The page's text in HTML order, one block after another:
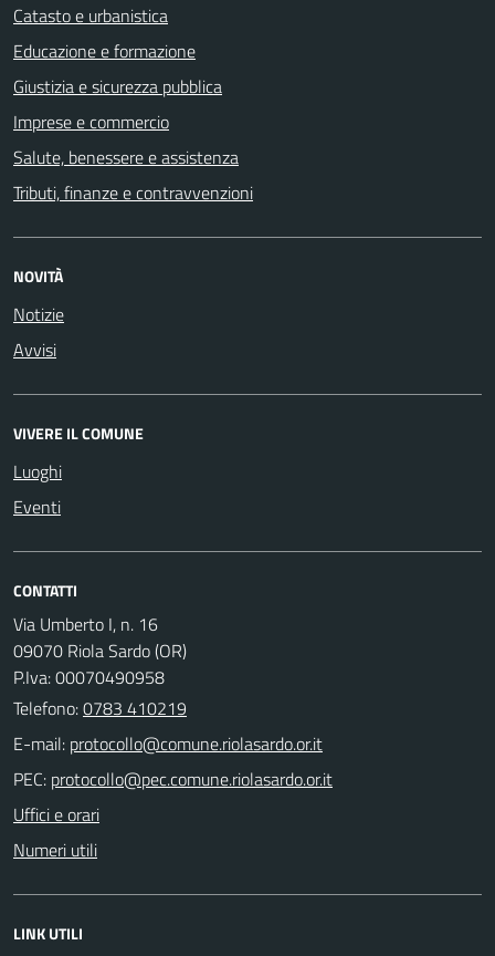
Catasto e urbanistica
Educazione e formazione
Giustizia e sicurezza pubblica
Imprese e commercio
Salute, benessere e assistenza
Tributi, finanze e contravvenzioni
NOVITÀ
Notizie
Avvisi
VIVERE IL COMUNE
Luoghi
Eventi
CONTATTI
Via Umberto I, n. 16
09070 Riola Sardo (OR)
P.Iva: 00070490958
Telefono:0783 410219
E-mail:
PEC:
Uffici e orari
Numeri utili
LINK UTILI